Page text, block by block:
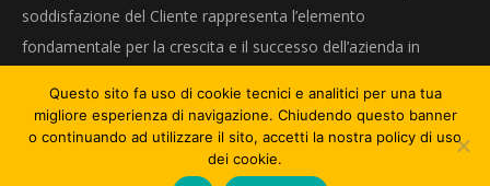
soddisfazione del Cliente rappresenta l’elemento
fondamentale per la crescita e il successo dell’azienda in
© NOVA IMPIANTI - Painting Technologies s.r.l. - Tutti i diritti riservati.
Questo sito fa uso di cookie tecnici e analitici per una tua
migliore esperienza di navigazione. Chiudendo questo banner
o continuando ad utilizzare il sito, accetti la nostra policy di uso
dei cookie.